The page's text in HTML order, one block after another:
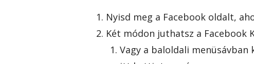
Nyisd meg a Facebook oldalt,
Két módon juthatsz a Facebook
Vagy a baloldali menüsávban